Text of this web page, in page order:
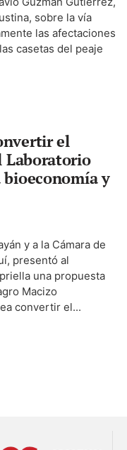
sobre la vía
las afectaciones
casetas del peaje
el
Laboratorio
y
y a la Cámara de
presentó al
una propuesta
Macizo
convertir el...